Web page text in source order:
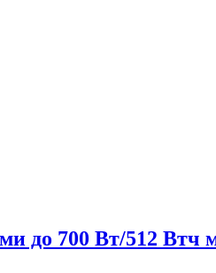
до 700 Вт/512 Втч